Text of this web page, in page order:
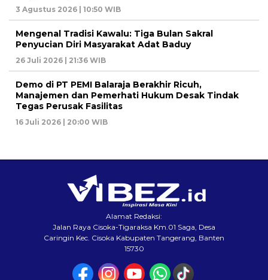
3 Agustus 2026 | 10:50 WIB
Mengenal Tradisi Kawalu: Tiga Bulan Sakral
Penyucian Diri Masyarakat Adat Baduy
26 Juli 2026 | 21:36 WIB
Demo di PT PEMI Balaraja Berakhir Ricuh,
Manajemen dan Pemerhati Hukum Desak Tindak
Tegas Perusak Fasilitas
16 Juli 2026 | 20:00 WIB
Alamat Redaksi:
Jalan Raya Cisoka-Tigaraksa Km.01 Saga, Desa
Caringin Kec. Cisoka Kabupaten Tangerang, Banten
15730